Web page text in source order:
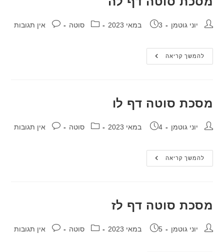
מחבר:יוני גוטמן פורסם:
3 במאי 2023 קטגוריה:
סוטה תגובות:אין תגובות
להמשך קריאהמסכת
סוטה
מסכת סוטה דף לו
מחבר:יוני גוטמן פורסם:
4 במאי 2023 קטגוריה:
סוטה תגובות:אין תגובות
להמשך קריאהמסכת
סוטה
מסכת סוטה דף לז
מחבר:יוני גוטמן פורסם:
5 במאי 2023 קטגוריה:
סוטה תגובות:אין תגובות